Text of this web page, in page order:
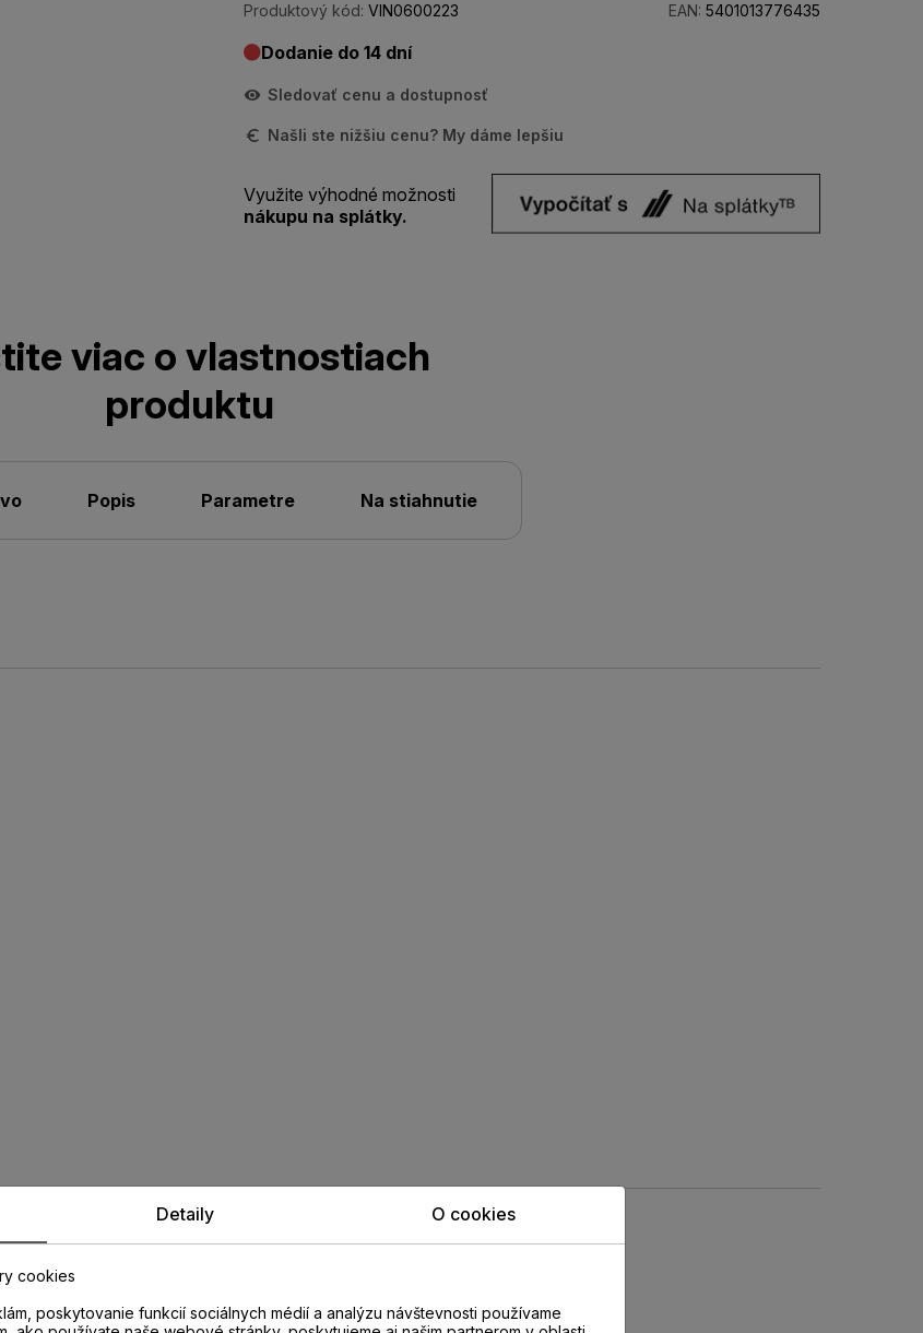
Produktový kód: VIN0600223 EAN: 5401013776435
Dodanie do 14 dní
Sledovať cenu a dostupnosť
Našli ste nižšiu cenu? My dáme lepšiu
Využite výhodné možnosti
nákupu na splátky.
viac o vlastnostiach
produktu
Popis Parametre Na stiahnutie
Detaily O cookies
cookies
poskytovanie funkcií sociálnych médií a analýzu návštevnosti používame